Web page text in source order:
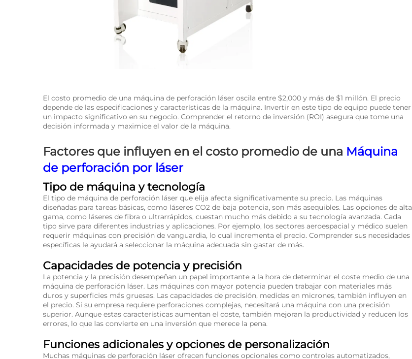
El costo promedio de una máquina de perforación láser oscila entre $2,000 y más de $1 millón. El precio
depende de las especificaciones y características de la máquina. Invertir en este tipo de equipo puede tener
un impacto significativo en su negocio. Comprender el retorno de inversión (ROI) asegura que tome una
decisión informada y maximice el valor de la máquina.
Factores que influyen en el costo promedio de una Máquina
de perforación por láser
Tipo de máquina y tecnología
El tipo de máquina de perforación láser que elija afecta significativamente su precio. Las máquinas
diseñadas para tareas básicas, como láseres CO2 de baja potencia, son más asequibles. Las opciones de alta
gama, como láseres de fibra o ultrarrápidos, cuestan mucho más debido a su tecnología avanzada. Cada
tipo sirve para diferentes industrias y aplicaciones. Por ejemplo, los sectores aeroespacial y médico suelen
requerir máquinas con precisión de vanguardia, lo cual incrementa el precio. Comprender sus necesidades
específicas le ayudará a seleccionar la máquina adecuada sin gastar de más.
Capacidades de potencia y precisión
La potencia y la precisión desempeñan un papel importante a la hora de determinar el coste medio de una
máquina de perforación láser. Las máquinas con mayor potencia pueden trabajar con materiales más
duros y superficies más gruesas. Las capacidades de precisión, medidas en micrones, también influyen en
el precio. Si su empresa requiere perforaciones complejas, necesitará una máquina con una precisión
superior. Aunque estas características aumentan el coste, también mejoran la productividad y reducen los
errores, lo que las convierte en una inversión que merece la pena.
Funciones adicionales y opciones de personalización
Muchas máquinas de perforación láser ofrecen funciones opcionales como controles automatizados,